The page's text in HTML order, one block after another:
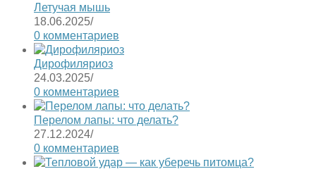
Летучая мышь
18.06.2025/
0 комментариев
Дирофиляриоз
24.03.2025/
0 комментариев
Перелом лапы: что делать?
27.12.2024/
0 комментариев